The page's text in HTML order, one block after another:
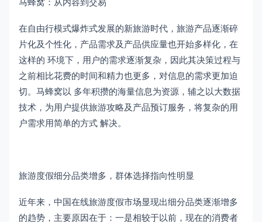
在自由行模式爆炸式发展的新旅游时代，旅游产品逐渐碎
片化及个性化，产品需求及产品供应量也开始多样化，在
这样的 环境下，用户的需求逐渐复杂，因此其决策过程与
之前相比花费的时间和精力也更多，对信息的需求更加迫
切。马蜂窝以 多年积攒的海量信息为资源，辅之以大数据
技术，为用户提供旅游攻略及产品预订服务，将复杂的用
户需求用简单的方式 解决。
旅游度假细分品类增多，群体选择指向性明显
近年来，中国在线旅游度假市场显现出细分品类逐渐增多
的趋势，主要原因在于：一是相较于以前，现在的消费者